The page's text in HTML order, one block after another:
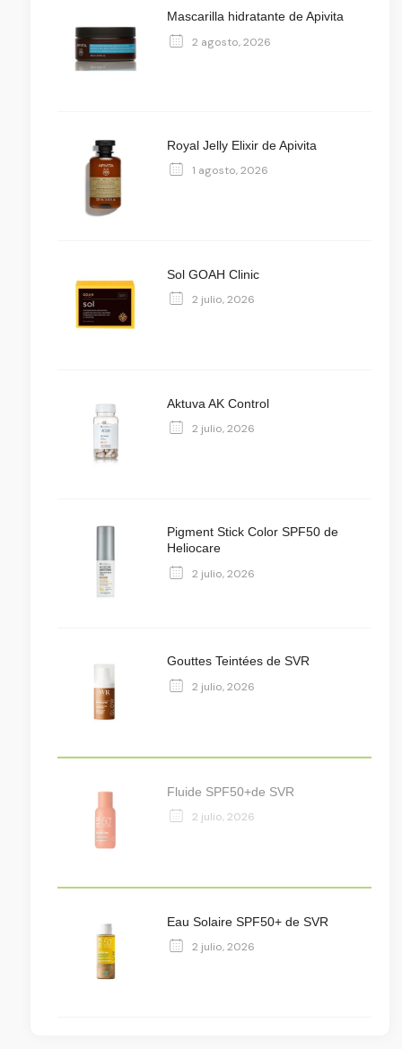
Mascarilla hidratante de Apivita
2 agosto, 2026
Royal Jelly Elixir de Apivita
1 agosto, 2026
Sol GOAH Clinic
2 julio, 2026
Aktuva AK Control
2 julio, 2026
Pigment Stick Color SPF50 de
Heliocare
2 julio, 2026
Gouttes Teintées de SVR
2 julio, 2026
Fluide SPF50+de SVR
2 julio, 2026
Eau Solaire SPF50+ de SVR
2 julio, 2026